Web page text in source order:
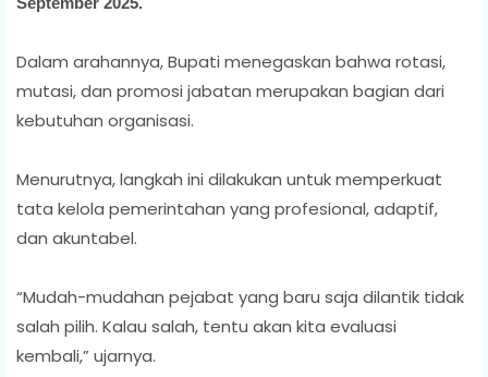
Dalam arahannya, Bupati menegaskan bahwa rotasi,
mutasi, dan promosi jabatan merupakan bagian dari
kebutuhan organisasi.
Menurutnya, langkah ini dilakukan untuk memperkuat
tata kelola pemerintahan yang profesional, adaptif,
dan akuntabel.
“Mudah-mudahan pejabat yang baru saja dilantik tidak
salah pilih. Kalau salah, tentu akan kita evaluasi
kembali,” ujarnya.